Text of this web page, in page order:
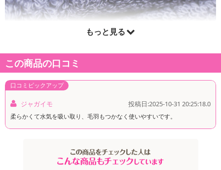
もっと見る
この商品の口コミ
口コミピックアップ
ジャガイモ 投稿日:2025-10-31 20:25:18.0
柔らかくて水気を吸い取り、毛羽もつかなく使いやすいです。